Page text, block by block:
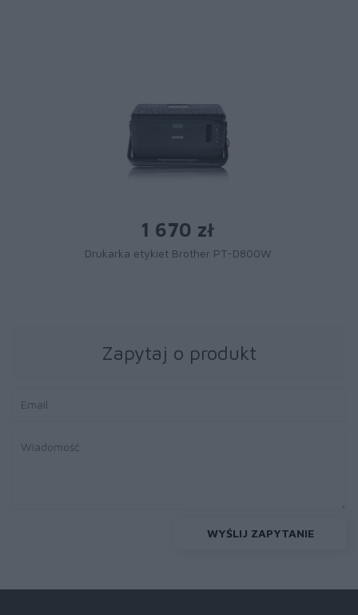
1 670 zł
Drukarka etykiet Brother PT-D800W
Zapytaj o produkt
WYŚLIJ ZAPYTANIE